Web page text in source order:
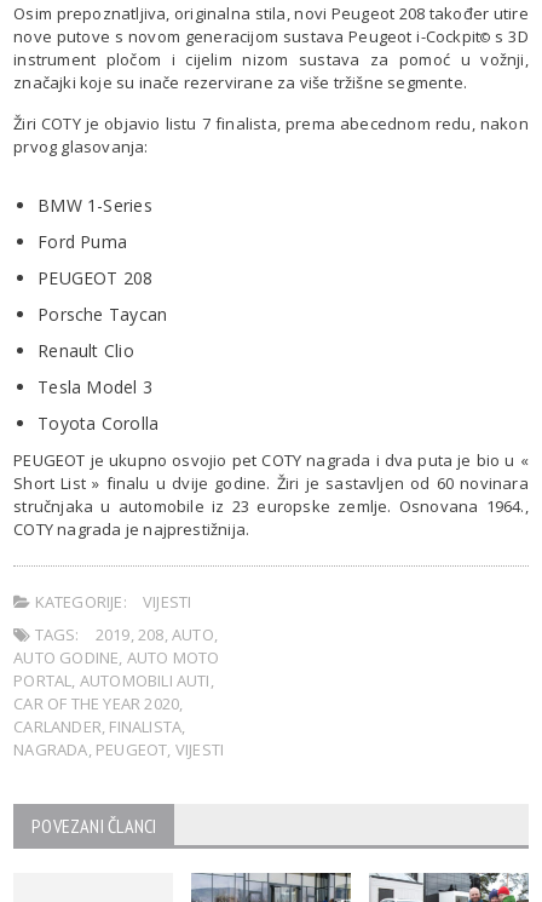
Osim prepoznatljiva, originalna stila, novi Peugeot 208 također utire
nove putove s novom generacijom sustava Peugeot i-Cockpit© s 3D
instrument pločom i cijelim nizom sustava za pomoć u vožnji,
značajki koje su inače rezervirane za više tržišne segmente.
Žiri COTY je objavio listu 7 finalista, prema abecednom redu, nakon
prvog glasovanja:
BMW 1-Series
Ford Puma
PEUGEOT 208
Porsche Taycan
Renault Clio
Tesla Model 3
Toyota Corolla
PEUGEOT je ukupno osvojio pet COTY nagrada i dva puta je bio u «
Short List » finalu u dvije godine. Žiri je sastavljen od 60 novinara
stručnjaka u automobile iz 23 europske zemlje. Osnovana 1964.,
COTY nagrada je najprestižnija.
KATEGORIJE:
VIJESTI
TAGS:
2019 208 AUTO
AUTO GODINE AUTO MOTO
PORTAL
AUTOMOBILI AUTI
CAR OF THE YEAR 2020
CARLANDER FINALISTA
NAGRADA PEUGEOT VIJESTI
POVEZANI ČLANCI